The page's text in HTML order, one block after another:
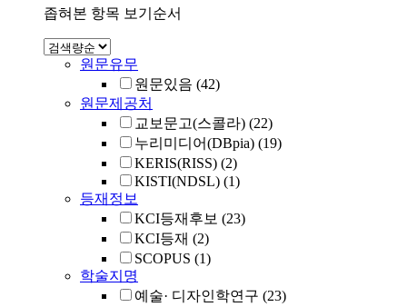
좁혀본 항목 보기순서
원문유무
원문있음 (42)
원문제공처
교보문고(스콜라) (22)
누리미디어(DBpia) (19)
KERIS(RISS) (2)
KISTI(NDSL) (1)
등재정보
KCI등재후보 (23)
KCI등재 (2)
SCOPUS (1)
학술지명
예술· 디자인학연구 (23)